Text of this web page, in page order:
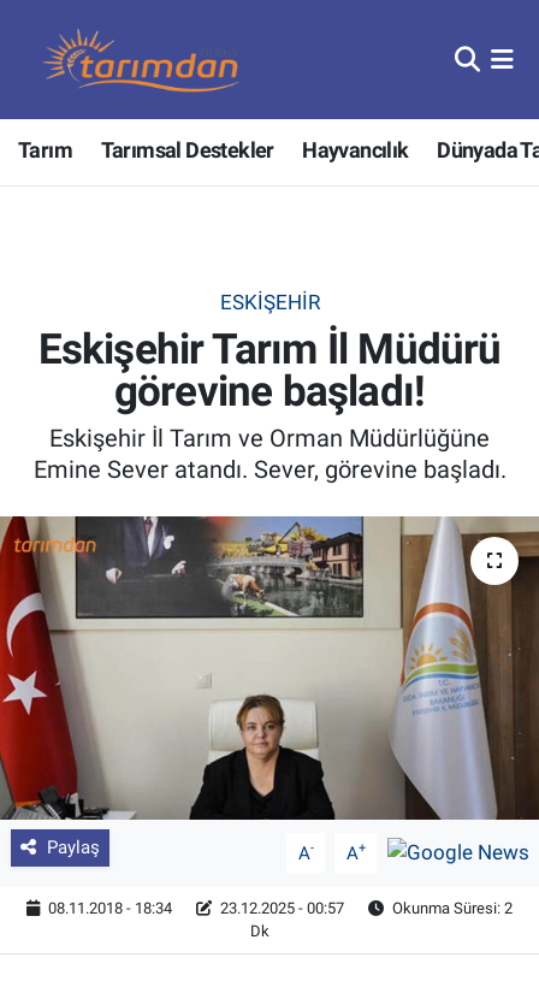
Tarım Tarımsal Destekler Hayvancılık Dünyada
ESKIŞEHIR
Eskişehir Tarım İl Müdürü
görevine başladı!
Eskişehir İl Tarım ve Orman Müdürlüğüne
Emine Sever atandı. Sever, görevine başladı.
Paylaş A- A+
08.11.2018 - 18:34 23.12.2025 - 00:57
Okunma Süresi: 2
Dk
Tarım
Hayvancılık
Tarımsal Destekler
Tarım Bakanlığı
TZOB
Tarım Kredi Kooperatifleri
Pankobirlik
Et fiyatları
Tarım Bilgisi
Yetiştirici Soruyor
Dünyada Tarım
Şeker ve Şekerli Mamüller
Nöbetçi Eczaneler
Hava Durumu
Tüm Manşetler
Son Dakika Haberleri
Haber Arşivi